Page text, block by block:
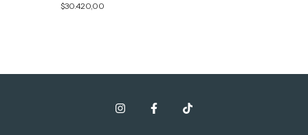
$30.420,00